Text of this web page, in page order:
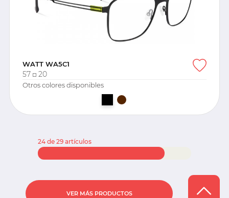
WATT WA5C1
57 20
Otros colores disponibles
24 de 29 artículos
VER MÁS PRODUCTOS